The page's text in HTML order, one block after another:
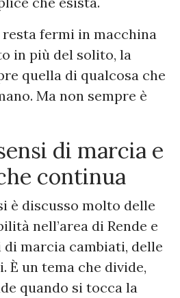
fermi in macchina
in più del solito, la
quella di qualcosa che
Ma non sempre è
di marcia e
continua
è discusso molto delle
nell’area di Rende e
di marcia cambiati, delle
È un tema che divide,
quando si tocca la